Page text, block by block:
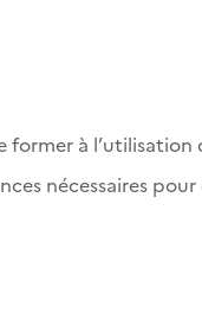
former à
nécessaires